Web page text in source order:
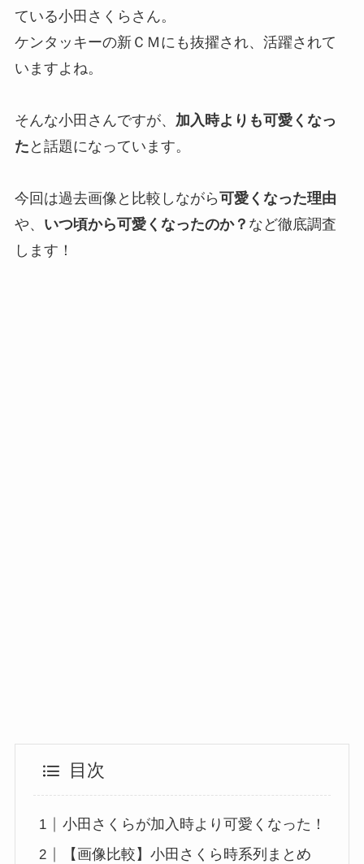
ている小田さくらさん。
ケンタッキーの新ＣＭにも抜擢され、活躍されて
いますよね。
そんな小田さんですが、 加入時よりも可愛くなっ
た と話題になっています。
今回は過去画像と比較しながら可愛くなった理由
や、 いつ頃から可愛くなったのか？ など徹底調査
します！
目次
小田さくらが加入時より可愛くなった！
【画像比較】小田さくら時系列まとめ